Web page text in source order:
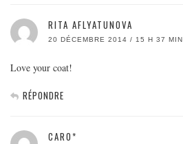
RITA AFLYATUNOVA
20 DÉCEMBRE 2014 / 15 H 37 MIN
Love your coat!
RÉPONDRE
CARO*